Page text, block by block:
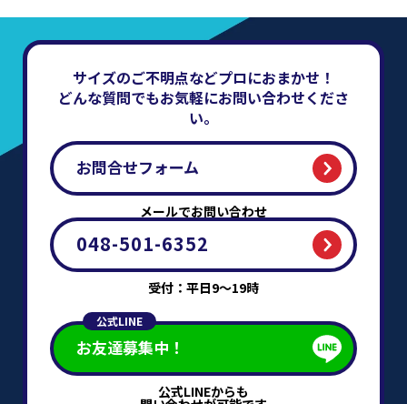
サイズのご不明点などプロにおまかせ！
どんな質問でもお気軽にお問い合わせくださ
い。
お問合せフォーム
メールでお問い合わせ
048-501-6352
受付：平日9～19時
公式LINE
お友達募集中！
公式LINEからも